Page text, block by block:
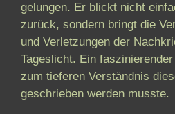
gelungen. Er blickt nicht
zurück, sondern bringt die
und Verletzungen der
Tageslicht. Ein
zum tieferen Verständnis
geschrieben werden musste.